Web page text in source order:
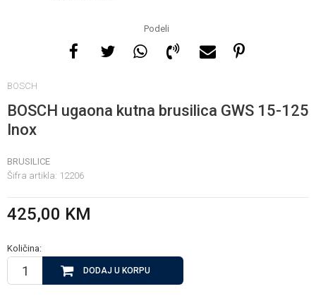
Podeli
BOSCH
BOSCH ugaona kutna brusilica GWS 15-125
Inox
BRUSILICE
Šifra artikla: 12206
425,00 KM
Količina:
DODAJ U KORPU
nedelje